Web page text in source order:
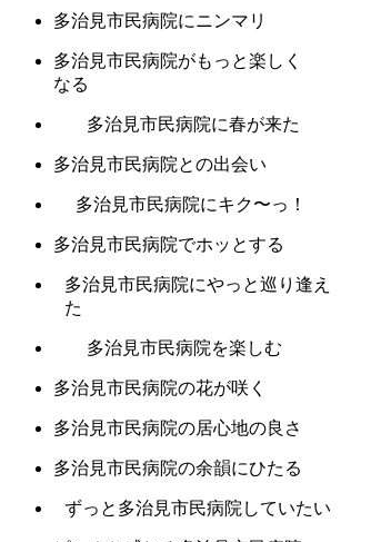
多治見市民病院にニンマリ
多治見市民病院がもっと楽しく
なる
多治見市民病院に春が来た
多治見市民病院との出会い
多治見市民病院にキク〜っ！
多治見市民病院でホッとする
多治見市民病院にやっと巡り逢え
た
多治見市民病院を楽しむ
多治見市民病院の花が咲く
多治見市民病院の居心地の良さ
多治見市民病院の余韻にひたる
ずっと多治見市民病院していたい